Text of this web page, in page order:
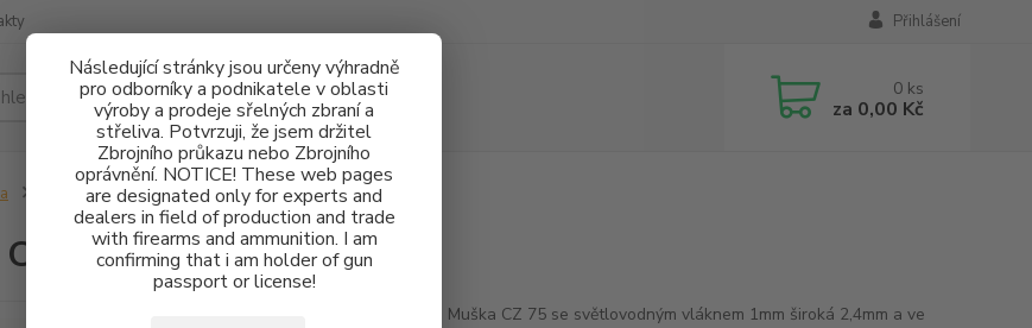
Následující stránky jsou určeny výhradně
pro odborníky a podnikatele v oblasti
výroby a prodeje sřelných zbraní a
střeliva. Potvrzuji, že jsem držitel
Zbrojního průkazu nebo Zbrojního
oprávnění. NOTICE! These web pages
are designated only for experts and
dealers in field of production and trade
with firearms and ammunition. I am
confirming that i am holder of gun
passport or license!
Přihlášení
Hledat 0 ks
za 0,00 Kč
Muška CZ 75 FO 1mm - 2,4mm
75 FO 1mm - 2,4mm
Muška CZ 75 se světlovodným vláknem 1mm široká 2,4mm a ve